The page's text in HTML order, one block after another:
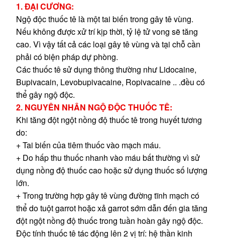
1. ĐẠI CƯƠNG:
Ngộ độc thuốc tê là một tai biến trong gây tê vùng.
Nếu không được xử trí kịp thời, tỷ lệ tử vong sẽ tăng
cao. Vì vậy tất cả các loại gây tê vùng và tại chỗ cần
phải có biện pháp dự phòng.
Các thuốc tê sử dụng thông thường như Lidocaine,
Bupivacain, Levobupivacaine, Ropivacaine .. .đều có
thể gây ngộ độc.
2. NGUYÊN NHÂN NGỘ ĐỘC THUỐC TÊ:
Khi tăng đột ngột nồng độ thuốc tê trong huyết tương
do:
+ Tai biến của tiêm thuốc vào mạch máu.
+ Do hấp thu thuốc nhanh vào máu bất thường vì sử
dụng nồng độ thuốc cao hoặc sử dụng thuốc số lượng
lớn.
+ Trong trường hợp gây tê vùng đường tĩnh mạch có
thể do tuột garrot hoặc xả garrot sớm dẫn đến gia tăng
đột ngột nồng độ thuốc trong tuần hoàn gây ngộ độc.
Độc tính thuốc tê tác động lên 2 vị trí: hệ thần kinh